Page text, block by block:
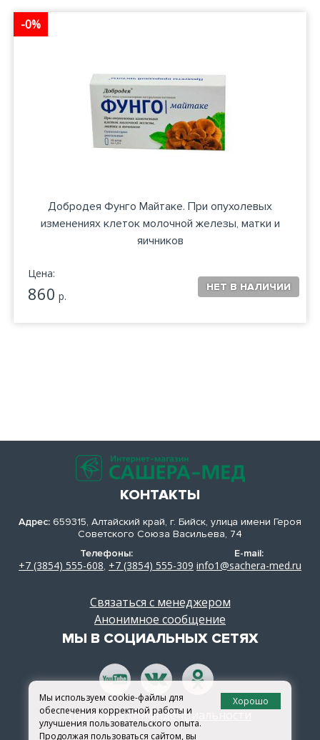
-0%
Добродея Фунго Майтаке. При опухолевых
изменениях клеток молочной железы, матки и
яичников
Цена:
860 р.
КОНТАКТЫ
Адрес: 659315, Алтайский край, г. Бийск, улица имени Героя
Советского Союза Васильева, 74
Телефоны:
+7 (3854) 555-608, +7 (3854) 555-309
E-mail:
info1@sachera-med.ru
Связаться с менеджером
Анонимное сообщение
МЫ В СОЦИАЛЬНЫХ СЕТЯХ
Политика конфиденциальности
Мы используем cookie-файлы для
обеспечения корректной работы и
улучшения пользовательского опыта.
Продолжая пользоваться сайтом, вы
Хорошо